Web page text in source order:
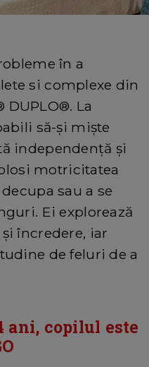
în a
si complexe din
La
să-și miște
independență și
motricitatea
sau a se
Ei explorează
încredere, iar
de feluri de a
ani, copilul este